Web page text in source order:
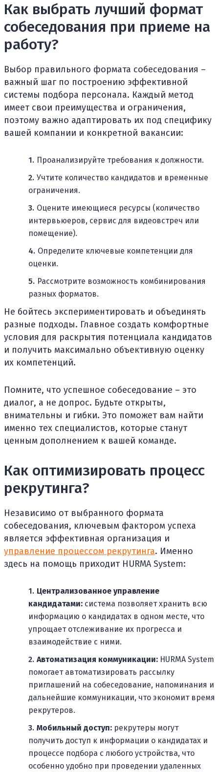
Как выбрать лучший формат
собеседования при приеме на
работу?
Выбор правильного формата собеседования –
важный шаг по построению эффективной
системы подбора персонала. Каждый метод
имеет свои преимущества и ограничения,
поэтому важно адаптировать их под специфику
вашей компании и конкретной вакансии:
Проанализируйте требования к должности.
Учтите количество кандидатов и временные
ограничения.
Оцените имеющиеся ресурсы (количество
интервьюеров, сервис для видеовстреч или
помещение).
Определите ключевые компетенции для
оценки.
Рассмотрите возможность комбинирования
разных форматов.
Не бойтесь экспериментировать и объединять
разные подходы. Главное создать комфортные
условия для раскрытия потенциала кандидатов
и получить максимально объективную оценку
их компетенций.
Помните, что успешное собеседование – это
диалог, а не допрос. Будьте открыты,
внимательны и гибки. Это поможет вам найти
именно тех специалистов, которые станут
ценным дополнением к вашей команде.
Как оптимизировать процесс
рекрутинга?
Независимо от выбранного формата
собеседования, ключевым фактором успеха
является эффективная организация и
управление процессом рекрутинга. Именно
здесь на помощь приходит HURMA System:
Централизованное управление
кандидатами: система позволяет хранить всю
информацию о кандидатах в одном месте, что
упрощает отслеживание их прогресса и
взаимодействие с ними.
Автоматизация коммуникации: HURMA System
помогает автоматизировать рассылку
приглашений на собеседование, напоминания и
дальнейшие коммуникации, что экономит время
рекрутеров.
Мобильный доступ: рекрутеры могут
получить доступ к информации о кандидатах и ​​
процессе подбора с любого устройства, что
особенно удобно при проведении удаленных